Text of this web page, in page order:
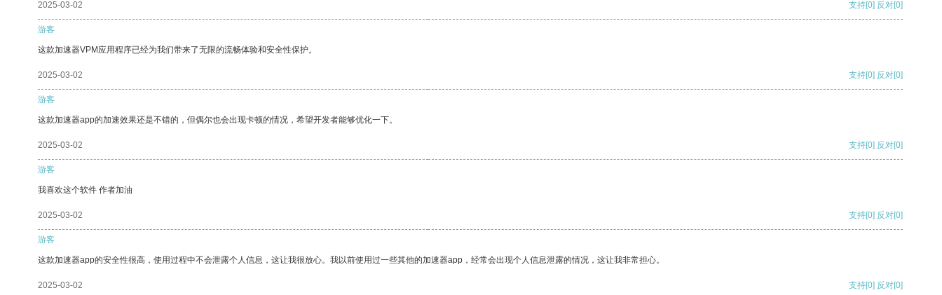
2025-03-02 支持[0] 反对[0]
游客
这款加速器VPM应用程序已经为我们带来了无限的流畅体验和安全性保护。
2025-03-02 支持[0] 反对[0]
游客
这款加速器app的加速效果还是不错的，但偶尔也会出现卡顿的情况，希望开发者能够优化一下。
2025-03-02 支持[0] 反对[0]
游客
我喜欢这个软件 作者加油
2025-03-02 支持[0] 反对[0]
游客
这款加速器app的安全性很高，使用过程中不会泄露个人信息，这让我很放心。我以前使用过一些其他的加速器app，经常会出现个人信息泄露的情况，这让我非常担心。
2025-03-02 支持[0] 反对[0]